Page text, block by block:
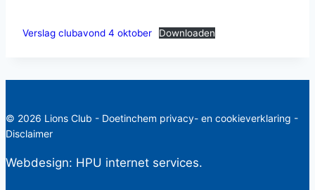
Verslag clubavond 4 oktober Downloaden
© 2026 Lions Club - Doetinchem privacy- en cookieverklaring -
Disclaimer
Webdesign: HPU internet services.